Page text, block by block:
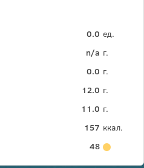
ед.
0.0
г.
n/a
г.
0.0
г.
12.0
г.
11.0
ккал.
157
48